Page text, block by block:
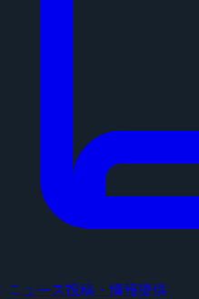
ニュース投稿・情報提供